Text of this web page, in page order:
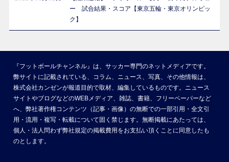
ー 試合結果・スコア【東京五輪・東京オリンピッ
ク】
『フットボールチャンネル』は、サッカー専門のネットメディアです。
弊サイトに記載されている、コラム、ニュース、写真、その他情報は、
株式会社カンゼンが報道目的で取材、編集しているものです。ニュース
サイトやブログなどのWEBメディア、雑誌、書籍、フリーペーパーなど
へ、弊社著作権コンテンツ（記事・画像）の無断での一部引用・全文引
用・流用・複写・転載について固く禁じます。無断掲載にあたっては、
個人・法人問わず弊社規定の掲載費用をお支払い頂くことに同意したも
のとします。